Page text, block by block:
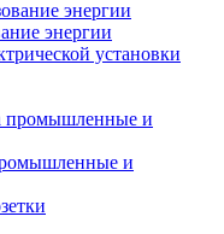
энергии
установки
и